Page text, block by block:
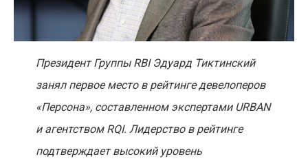
Президент Группы RBI Эдуард Тиктинский
занял первое место в рейтинге девелоперов
«Персона», составленном экспертами URBAN
и агентством RQI. Лидерство в рейтинге
подтверждает высокий уровень